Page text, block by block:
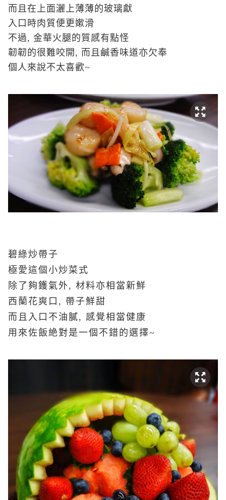
而且在上面灑上薄薄的玻璃獻
入口時肉質便更嫰滑
不過, 金華火腿的質感有點怪
韌韌的很難咬開, 而且鹹香味道亦欠奉
個人來說不太喜歡~
碧綠炒帶子
極愛這個小炒菜式
除了夠鑊氣外, 材料亦相當新鮮
西蘭花爽口, 帶子鮮甜
而且入口不油膩, 感覺相當健康
用來佐飯絶對是一個不錯的選擇~